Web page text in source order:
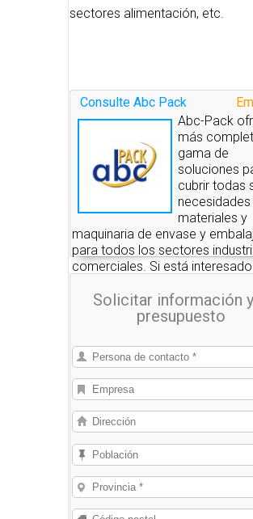
sectores alimentación, etc.
Consulte Abc Pack
Abc-Pack
más
gama de
soluciones
cubrir todas
necesidades
materiales y
maquinaria de envase y
para todos los sectores
comerciales. Si está
le pondremos en contacto con
empresas que se los pueden
Solicitar información
presupuesto